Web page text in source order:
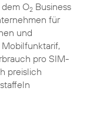
O2Business
für
und
pro SIM-
preislich